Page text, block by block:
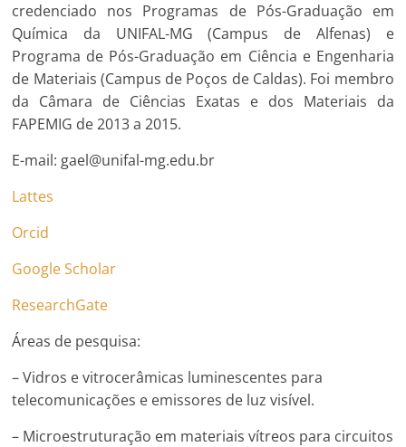
credenciado nos Programas de Pós-Graduação em
Química da UNIFAL-MG (Campus de Alfenas) e
Programa de Pós-Graduação em Ciência e Engenharia
de Materiais (Campus de Poços de Caldas). Foi membro
da Câmara de Ciências Exatas e dos Materiais da
FAPEMIG de 2013 a 2015.
E-mail: gael@unifal-mg.edu.br
Lattes
Orcid
Google Scholar
ResearchGate
Áreas de pesquisa:
– Vidros e vitrocerâmicas luminescentes para
telecomunicações e emissores de luz visível.
– Microestruturação em materiais vítreos para circuitos